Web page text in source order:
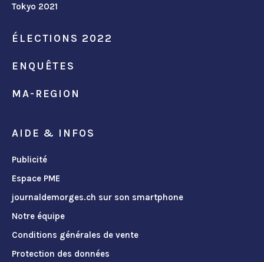
Tokyo 2021
ÉLECTIONS 2022
ENQUÊTES
MA-REGION
AIDE & INFOS
Publicité
Espace PME
journaldemorges.ch sur son smartphone
Notre équipe
Conditions générales de vente
Protection des données